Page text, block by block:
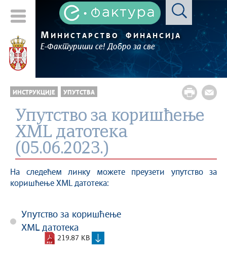
М ИНИСТАРСТВО ФИНАНСИЈА
Е-Фактуриши се! Добро за све
ИНСТРУКЦИЈЕ УПУТСТВА
Упутство за коришћење
XML датотека
(05.06.2023.)
На следећем линку можете преузети упутство за
коришћење XML датотека:
Упутство за коришћење
XML датотека
219.87 KB